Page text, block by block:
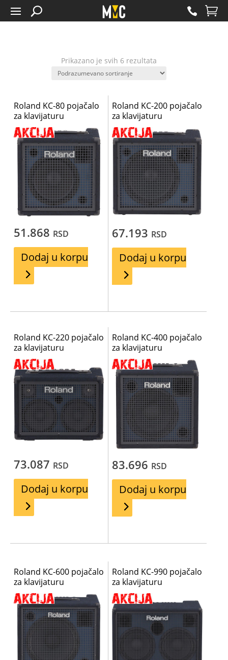
Prikazano je svih 6 rezultata
Roland KC-80 pojačalo
za klavijaturu
51.868 RSD
Dodaj u korpu
Roland KC-200 pojačalo
za klavijaturu
67.193 RSD
Dodaj u korpu
Roland KC-220 pojačalo
za klavijaturu
73.087 RSD
Dodaj u korpu
Roland KC-400 pojačalo
za klavijaturu
83.696 RSD
Dodaj u korpu
Roland KC-600 pojačalo
za klavijaturu
Roland KC-990 pojačalo
za klavijaturu